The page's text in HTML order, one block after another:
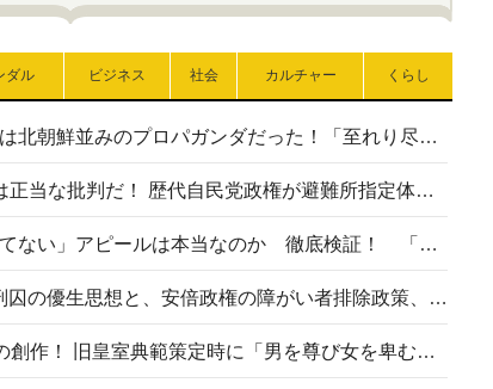
ダル ビジネス 社会 カルチャー くらし
高市首相の熊本地震避難所視察は北朝鮮並みのプロパガンダだった！「至れり尽くせり」の選ばれた避難所の一方で実態は…
〈#ミサイルよりクーラーを〉は正当な批判だ！ 歴代自民党政権が避難所指定体育館へのエアコン設置を遅らせてきた客観的事実
高市首相の「休んでない」「寝てない」アピールは本当なのか 徹底検証！ 「資料読み込み」「アイロンがけ」も矛盾だらけ…
相模原事件から10年──植松死刑囚の優生思想と、安倍政権の障がい者排除政策、右派勢力の差別主義との関係を改めて問う
“男系男子の皇位継承”は明治期の創作！ 旧皇室典範策定時に「男を尊び女を卑むの慣習、人民の脳髄」とトンデモ論で女性天皇を否定